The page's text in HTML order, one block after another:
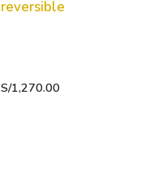
S/1,270.00